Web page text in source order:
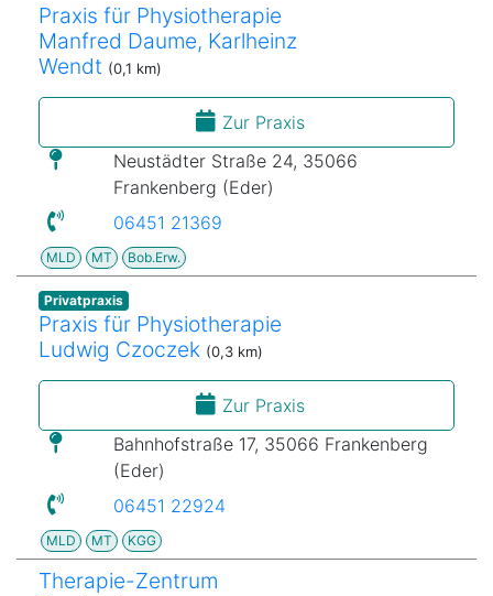
Praxis für Physiotherapie
Manfred Daume, Karlheinz
Wendt (0,1 km)
Zur Praxis
Neustädter Straße 24, 35066
Frankenberg (Eder)
06451 21369
MLD MT Bob.Erw.
Privatpraxis
Praxis für Physiotherapie
Ludwig Czoczek (0,3 km)
Zur Praxis
Bahnhofstraße 17, 35066 Frankenberg
(Eder)
06451 22924
MLD MT KGG
Therapie-Zentrum